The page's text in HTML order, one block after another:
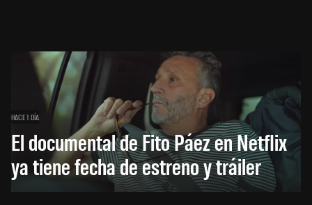
HACE 1 DÍA
El documental de Fito Páez en Netflix
ya tiene fecha de estreno y tráiler